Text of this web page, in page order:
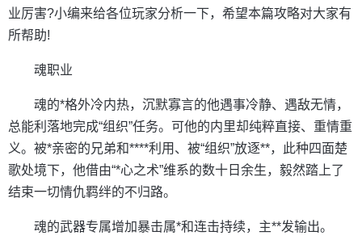
业厉害?小编来给各位玩家分析一下，希望本篇攻略对大家有
所帮助!
魂职业
魂的*格外冷内热，沉默寡言的他遇事冷静、遇敌无情，
总能利落地完成“组织”任务。可他的内里却纯粹直接、重情重
义。被*亲密的兄弟和****利用、被“组织”放逐**，此种四面楚
歌处境下，他借由“*心之术”维系的数十日余生，毅然踏上了
结束一切情仇羁绊的不归路。
魂的武器专属增加暴击属*和连击持续，主**发输出。